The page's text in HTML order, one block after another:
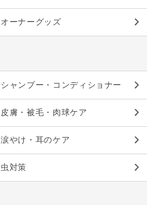
オーナーグッズ
シャンプー・コンディショナー
皮膚・被毛・肉球ケア
涙やけ・耳のケア
虫対策